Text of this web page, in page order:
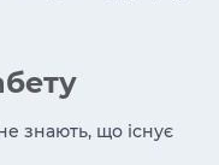
знають, що існує